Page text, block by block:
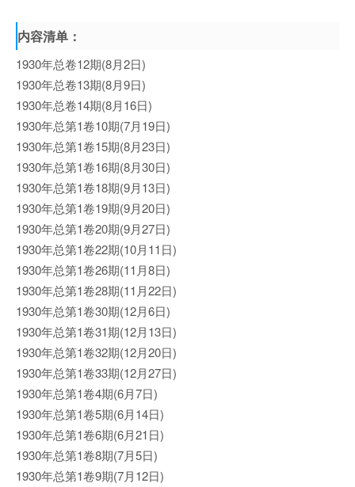
内容清单：
1930年总卷12期(8月2日)
1930年总卷13期(8月9日)
1930年总卷14期(8月16日)
1930年总第1卷10期(7月19日)
1930年总第1卷15期(8月23日)
1930年总第1卷16期(8月30日)
1930年总第1卷18期(9月13日)
1930年总第1卷19期(9月20日)
1930年总第1卷20期(9月27日)
1930年总第1卷22期(10月11日)
1930年总第1卷26期(11月8日)
1930年总第1卷28期(11月22日)
1930年总第1卷30期(12月6日)
1930年总第1卷31期(12月13日)
1930年总第1卷32期(12月20日)
1930年总第1卷33期(12月27日)
1930年总第1卷4期(6月7日)
1930年总第1卷5期(6月14日)
1930年总第1卷6期(6月21日)
1930年总第1卷8期(7月5日)
1930年总第1卷9期(7月12日)